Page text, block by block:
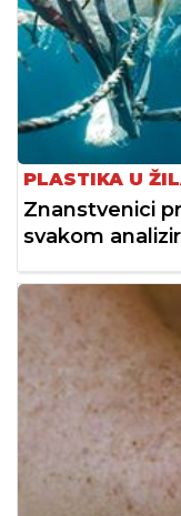
PLASTIKA U
Znanstvenici
svakom